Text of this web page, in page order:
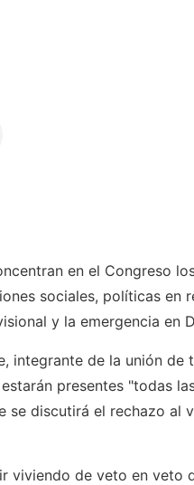
en el Congreso
sociales, políticas en
y la emergencia en
integrante de la unión de
presentes "todas
se discutirá el rechazo al
viviendo de veto en veto